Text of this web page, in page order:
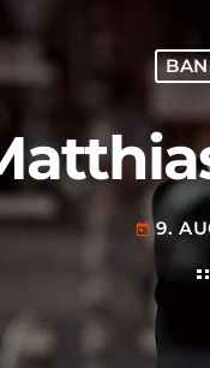
today 9.